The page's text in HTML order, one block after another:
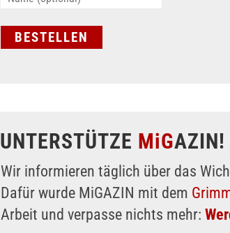
UNTERSTÜTZE MiGAZIN!
Wir informieren täglich über das
Dafür wurde MiGAZIN mit dem
Arbeit und verpasse nichts mehr: